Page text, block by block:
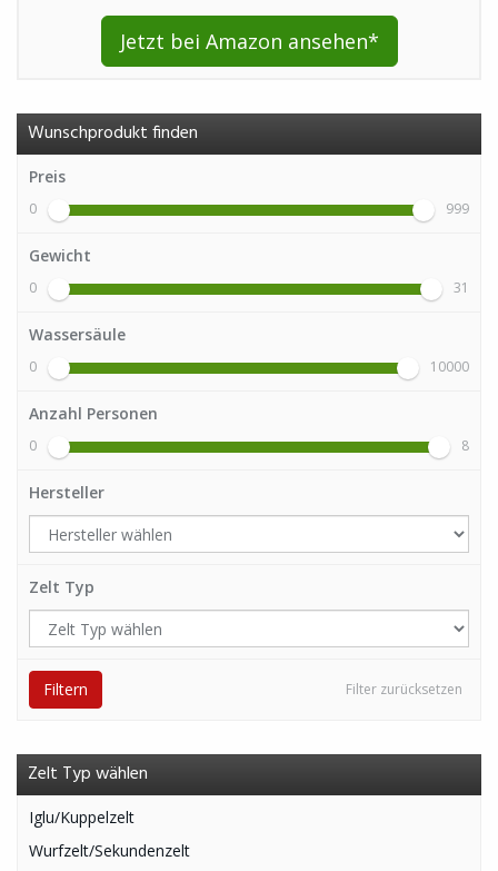
Jetzt bei Amazon ansehen*
Wunschprodukt finden
Preis
0 999
Gewicht
0 31
Wassersäule
0 10000
Anzahl Personen
0 8
Hersteller
Zelt Typ
Filter zurücksetzen
Filtern
Zelt Typ wählen
Iglu/Kuppelzelt
Wurfzelt/Sekundenzelt